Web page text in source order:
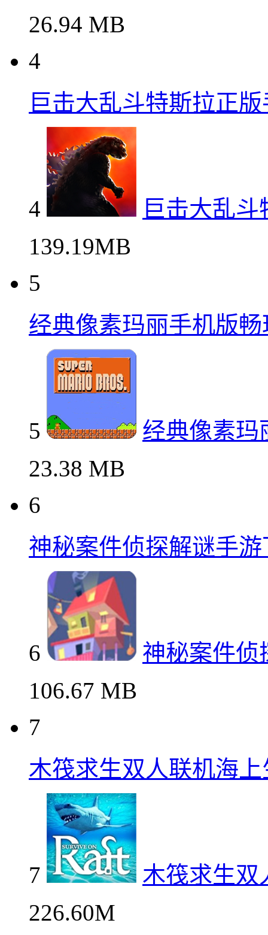
26.94 MB
4
巨击大乱斗特斯拉正
4
巨击大乱
139.19MB
5
经典像素玛丽手机版
5
经典像素玛
23.38 MB
6
神秘案件侦探解谜手游
6
神秘案件侦
106.67 MB
7
木筏求生双人联机海
7
木筏求生双
226.60M